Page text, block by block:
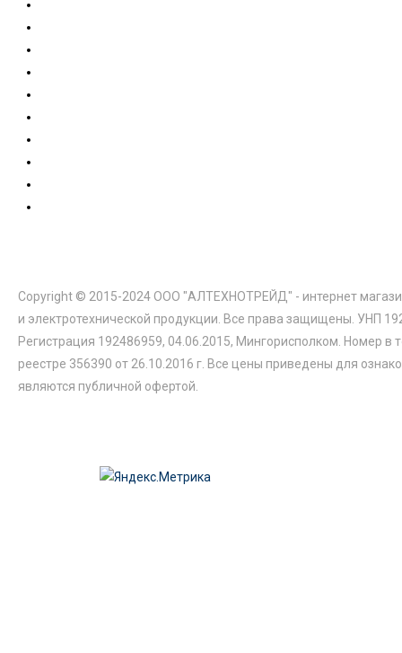
Copyright © 2015-2024 ООО "АЛТЕХНОТРЕЙД" - интернет
и электротехнической продукции. Все права защищены. УНП
Регистрация 192486959, 04.06.2015, Мингорисполком. Номер в
реестре 356390 от 26.10.2016 г. Все цены приведены для
являются публичной офертой.